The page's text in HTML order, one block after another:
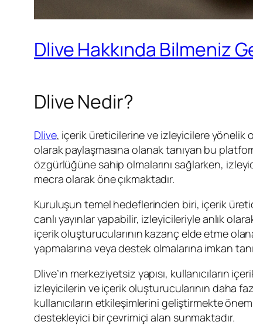
Dlive Hakkında Bilmeniz
Dlive Nedir?
Dlive, içerik üreticilerine ve izleyicilere yönelik
olarak paylaşmasına olanak tanıyan bu
özgürlüğüne sahip olmalarını sağlarken,
mecra olarak öne çıkmaktadır.
Kuruluşun temel hedeflerinden biri, içerik
canlı yayınlar yapabilir, izleyicileriyle anlık
içerik oluşturucularının kazanç elde etme
yapmalarına veya destek olmalarına imkan
Dlive’ın merkeziyetsiz yapısı, kullanıcıların
izleyicilerin ve içerik oluşturucularının daha
kullanıcıların etkileşimlerini geliştirmekte
destekleyici bir çevrimiçi alan sunmaktadır.